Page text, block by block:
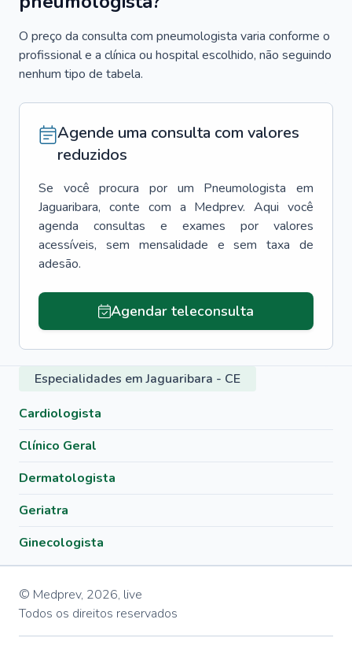
O preço da consulta com pneumologista varia conforme o
profissional e a clínica ou hospital escolhido, não seguindo
nenhum tipo de tabela.
Agende uma consulta com valores
reduzidos
Se você procura por um Pneumologista
em
Jaguaribara, conte com a Medprev. Aqui você
agenda consultas e exames por valores
acessíveis, sem mensalidade e sem taxa de
adesão.
Agendar teleconsulta
Especialidades em Jaguaribara - CE
Cardiologista
Clínico Geral
Dermatologista
Geriatra
Ginecologista
© Medprev, 2026, live
Todos os direitos reservados